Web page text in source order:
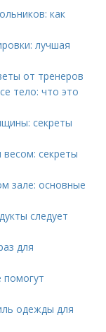
как
лучшая
от тренеров
тело: что это
секреты
секреты
зале: основные
следует
для
помогут
одежды для